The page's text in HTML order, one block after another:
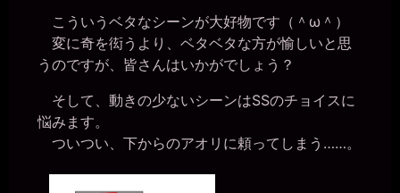
ル
ー
プ
こういうベタなシーンが大好物です（＾ω＾）
変に奇を衒うより、ベタベタな方が愉しいと思
うのですが、皆さんはいかがでしょう？
そして、動きの少ないシーンはSSのチョイスに
悩みます。
ついつい、下からのアオリに頼ってしまう……。